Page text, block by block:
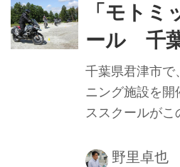
「モトミ
ール 千
動 アドベ
ナー向け
千葉県君津市で
ニング施設を開
ススクールがこ
ド」にリニュー
野里卓也